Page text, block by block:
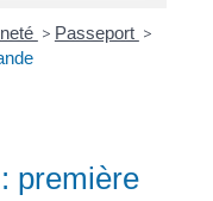
> Passeport >
première